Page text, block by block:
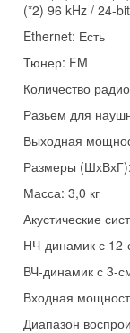
(*2) 96 kHz / 24-bit
Ethernet: Есть
Тюнер: FM
Количество
Разьем для
Выходная
Размеры
Масса: 3,0 кг
Акустические
НЧ-динамик с
ВЧ-динамик с 3-
Входная
Диапазон